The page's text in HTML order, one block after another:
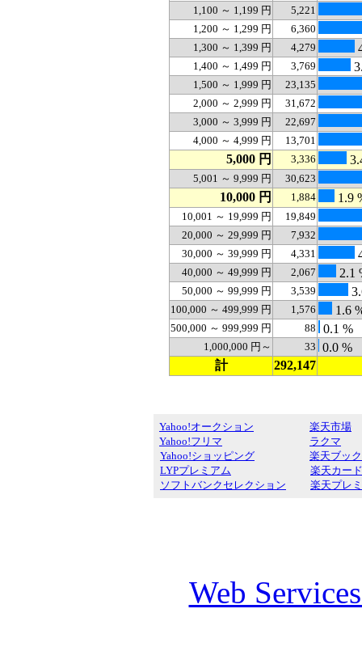
1,100 ～ 1,199 円
5,221
1,200 ～ 1,299 円
6,360
1,300 ～ 1,399 円
4,279
1,400 ～ 1,499 円 3,769
1,500 ～ 1,999 円
23,135
2,000 ～ 2,999 円
31,672
3,000 ～ 3,999 円
22,697
4,000 ～ 4,999 円
13,701
5,000 円 3,336
5,001 ～ 9,999 円 30,623
10,000 円 1,884 1.9
10,001 ～ 19,999 円
19,849
20,000 ～ 29,999 円
7,932
30,000 ～ 39,999 円
4,331
40,000 ～ 49,999 円 2,067 2.1
50,000 ～ 99,999 円 3,539
100,000 ～ 499,999 円 1,576 1.6
500,000 ～ 999,999 円 88 0.1 %
1,000,000 円～ 33 0.0 %
計
292,147
Yahoo!オークション
Yahoo!フリマ
Yahoo!ショッピング
LYPプレミアム
ソフトバンクセレクション
楽天市場
ラクマ
楽天ブッ
楽天カード
楽天プレ
Web